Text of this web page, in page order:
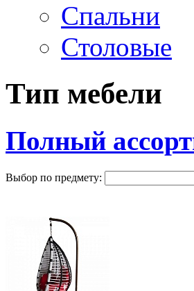
Спальни
Столовые
Тип мебели
Полный
Выбор по предмету: